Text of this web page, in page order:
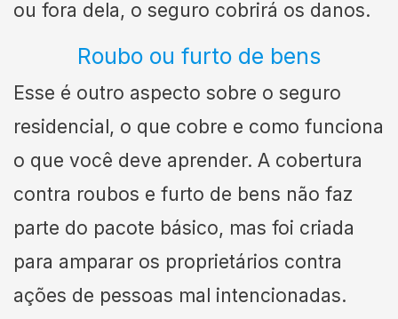
ou fora dela, o seguro cobrirá os danos.
Roubo ou furto de bens
Esse é outro aspecto sobre o seguro
residencial, o que cobre e como funciona
o que você deve aprender. A cobertura
contra roubos e furto de bens não faz
parte do pacote básico, mas foi criada
para amparar os proprietários contra
ações de pessoas mal intencionadas.